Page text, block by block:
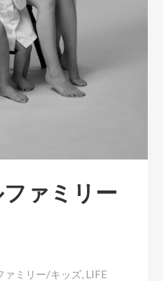
ァミリー
ァミリー/キッズ, LIFE